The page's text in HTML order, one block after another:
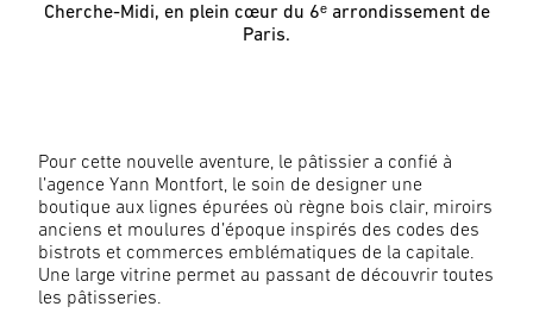
Cherche-Midi, en plein cœur du 6ᵉ arrondissement de
Paris.
Pour cette nouvelle aventure, le pâtissier a confié à
l’agence Yann Montfort, le soin de designer une
boutique aux lignes épurées où règne bois clair, miroirs
anciens et moulures d’époque inspirés des codes des
bistrots et commerces emblématiques de la capitale.
Une large vitrine permet au passant de découvrir toutes
les pâtisseries.